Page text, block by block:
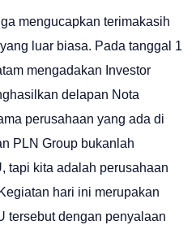
mengucapkan terimakasih
luar biasa. Pada tanggal 1
mengadakan Investor
delapan Nota
perusahaan yang ada di
PLN Group bukanlah
tapi kita adalah perusahaan
hari ini merupakan
tersebut dengan penyalaan